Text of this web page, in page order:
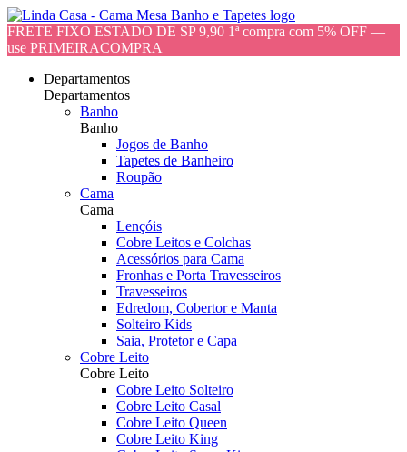
FRETE FIXO ESTADO DE SP 9,90 1ª compra com 5% OFF —
use PRIMEIRACOMPRA
Departamentos
Departamentos
Banho
Banho
Jogos de Banho
Tapetes de Banheiro
Roupão
Cama
Cama
Lençóis
Cobre Leitos e Colchas
Acessórios para Cama
Fronhas e Porta Travesseiros
Travesseiros
Edredom, Cobertor e Manta
Solteiro Kids
Saia, Protetor e Capa
Cobre Leito
Cobre Leito
Cobre Leito Solteiro
Cobre Leito Casal
Cobre Leito Queen
Cobre Leito King